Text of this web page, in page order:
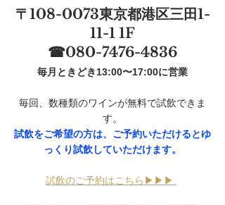
〒108-0073東京都港区三田1-
11-1 1F
☎080-7476-4836
毎月ときどき13:00〜17:00に営業
毎回、数種類のワインが無料で試飲できま
す。
試飲をご希望の方は、ご予約いただけるとゆ
っくり試飲していただけます。
試飲のご予約はこちら▶▶▶